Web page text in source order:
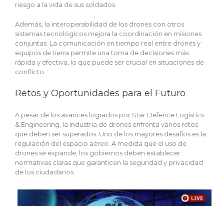
riesgo a la vida de sus soldados.
Además, la interoperabilidad de los drones con otros
sistemas tecnológicos mejora la coordinación en misiones
conjuntas. La comunicación en tiempo real entre drones y
equipos de tierra permite una toma de decisiones más
rápida y efectiva, lo que puede ser crucial en situaciones de
conflicto.
Retos y Oportunidades para el Futuro
A pesar de los avances logrados por Star Defence Logistics
& Engineering, la industria de drones enfrenta varios retos
que deben ser superados. Uno de los mayores desafíos es la
regulación del espacio aéreo. A medida que el uso de
drones se expande, los gobiernos deben establecer
normativas claras que garanticen la seguridad y privacidad
de los ciudadanos.